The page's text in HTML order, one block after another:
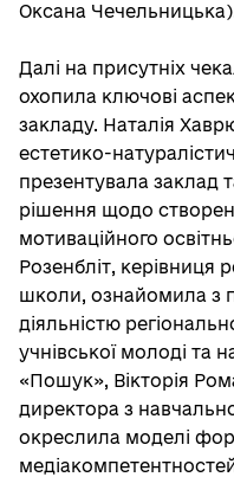
Оксана
Далі на присутніх
охопила ключові
закладу. Наталія
естетико-
презентувала заклад
рішення щодо
мотиваційного
Розенбліт, керівниця
школи, ознайомила з
діяльністю
учнівської молоді та
«Пошук», Вікторія
директора з
окреслила моделі